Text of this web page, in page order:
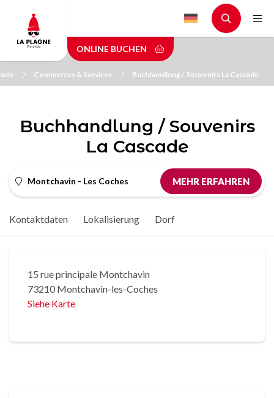
main
content
ONLINE BUCHEN
Commerces & Services Buchhandlung / Souvenirs La Cascade
Buchhandlung / Souvenirs
La Cascade
Montchavin - Les Coches MEHR ERFAHREN
Kontaktdaten Lokalisierung Dorf
15 rue principale Montchavin
73210 Montchavin-les-Coches
Siehe Karte